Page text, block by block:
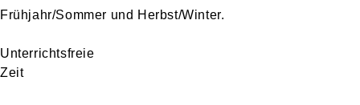
Frühjahr/Sommer und Herbst/Winter.
Unterrichtsfreie